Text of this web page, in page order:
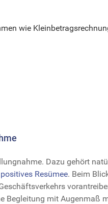
wie
Dazu gehört
Resümee. Beim
Begleitung mit Augenmaß